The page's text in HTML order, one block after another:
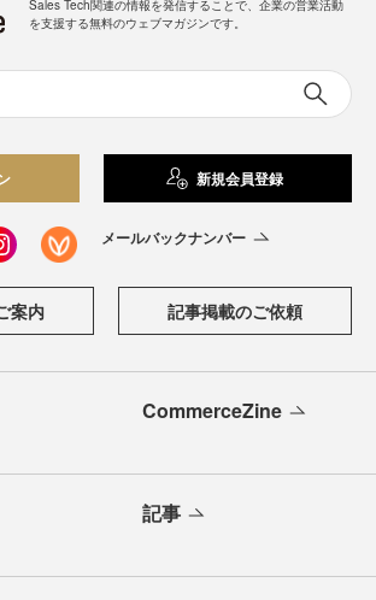
Sales Tech関連の情報を発信することで、企業の営業活動
を支援する無料のウェブマガジンです。
新規会員登録
メールバックナンバー
案内 記事掲載のご依頼
CommerceZine
記事